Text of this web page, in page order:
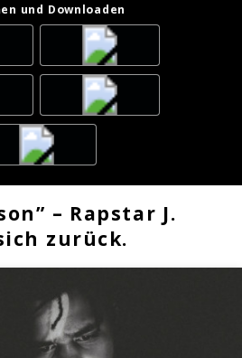
und Downloaden
– Rapstar J.
zurück.